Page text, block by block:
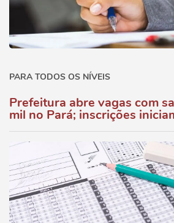
PARA TODOS OS NÍVEIS
Prefeitura abre vagas com
mil no Pará; inscrições